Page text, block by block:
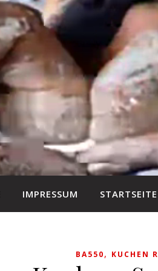
IMPRESSUM STARTSEITE
BA550, KUCHEN